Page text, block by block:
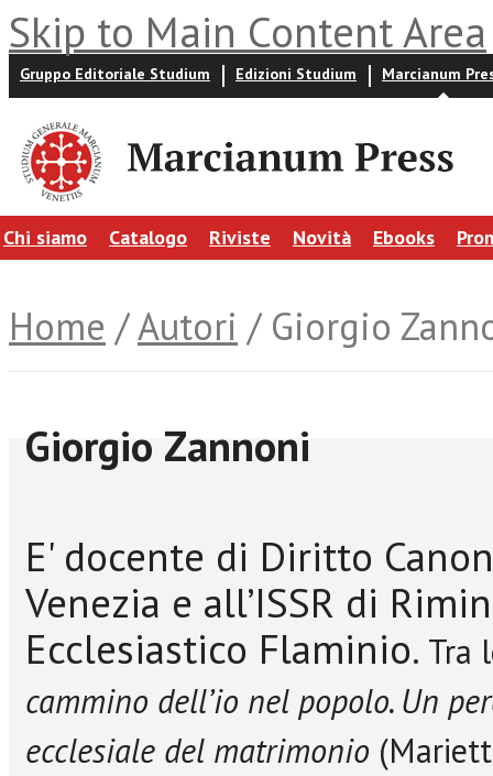
Skip to Main Content Area
Gruppo Editoriale Studium Edizioni Studium Marcianum
Chi siamo Catalogo Riviste Novità Ebooks
Home /Autori / Giorgio
Giorgio Zannoni
E' docente di Diritto
Venezia e all’ISSR di
Ecclesiastico Flaminio. Tra
cammino dell’io nel popolo. Un
ecclesiale del matrimonio